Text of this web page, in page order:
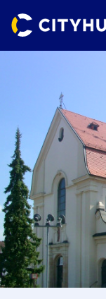
Teamevents
Städte
Anlässe